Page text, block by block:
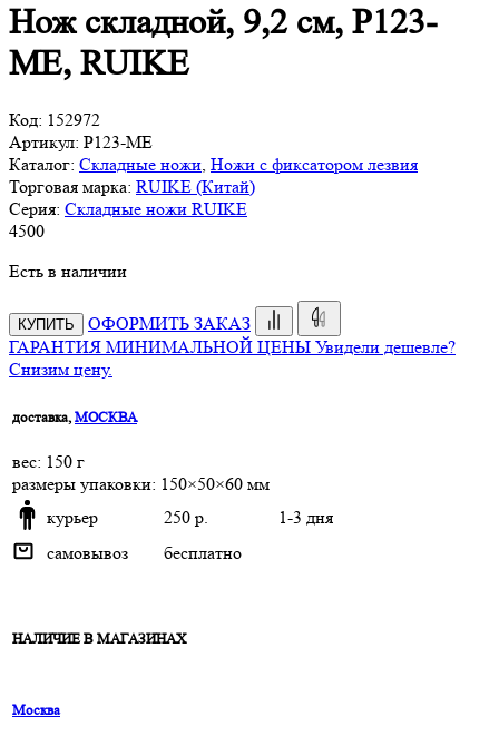
Нож складной, 9,2 см, P123-
ME, RUIKE
Код: 152972
Артикул: P123-ME
Каталог: Складные ножи Ножи с фиксатором лезвия
Торговая марка: RUIKE (Китай)
Серия: Складные ножи RUIKE
4500
Есть в наличии
КУПИТЬ
ОФОРМИТЬ ЗАКАЗ
ГАРАНТИЯ МИНИМАЛЬНОЙ ЦЕНЫ Увидели дешевле?
Снизим цену.
доставка, МОСКВА
веc: 150 г
размеры упаковки: 150×50×60 мм
курьер
250 р.
1-3 дня
самовывоз
бесплатно
НАЛИЧИЕ В МАГАЗИНАХ
Москва